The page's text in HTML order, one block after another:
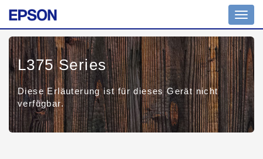
L375 Series
Diese Erläuterung ist für dieses Gerät nicht
verfügbar.